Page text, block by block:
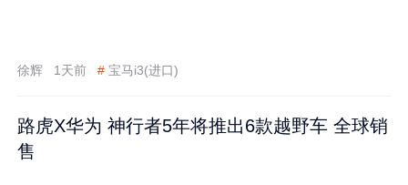
徐辉 1天前 # 宝马i3(进口)
路虎X华为 神行者5年将推出6款越野车 全球销
售